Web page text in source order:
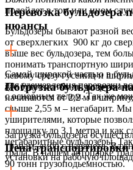
подойдет в том или ином
Бульдозеры бывают разной
от сверхлегких 900 кг до
выше вес бульдозера, тем
понимать транспортную
левому срезу гусениц и
где будет основная нагрузка
начинаются от 2,2 м в
свыше 2,55 м – негабарит. Мы
уширителями, которые
площадку до 3,1 метра и как
негабаритные бульдозеры.
трала. В нашем автопарке
90 тонн грузоподьемностью.
Перевозка бульдозера
нюансы
Самой широкой частью в
для удешевления перевозки
с основным телом. Так же
Погрузка бульдозера
Загрузка бульдозера
трапам, либо с парапета.
установки на рабочую
Цена транспортировки